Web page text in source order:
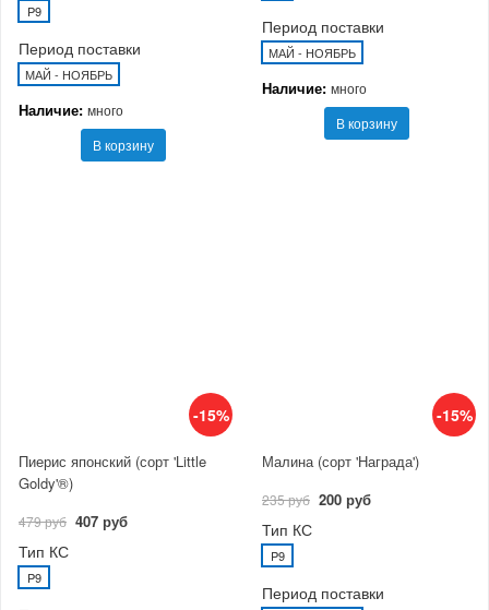
P9
Период поставки
МАЙ - НОЯБРЬ
Наличие: много
В корзину
Период поставки
МАЙ - НОЯБРЬ
Наличие: много
В корзину
-15%
Пиерис японский (сорт 'Little
Goldy'®)
479 руб 407 руб
Тип КС
P9
-15%
Малина (сорт 'Награда')
235 руб 200 руб
Тип КС
P9
Период поставки